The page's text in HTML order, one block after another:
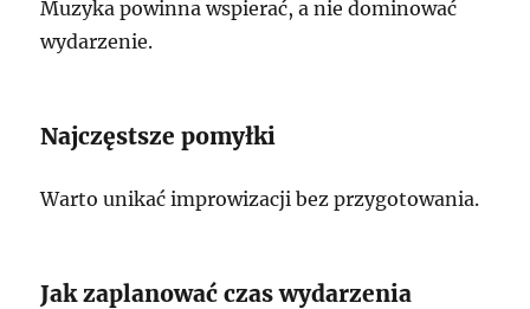
Muzyka powinna wspierać, a nie dominować
wydarzenie.
Najczęstsze pomyłki
Warto unikać improwizacji bez przygotowania.
Jak zaplanować czas wydarzenia